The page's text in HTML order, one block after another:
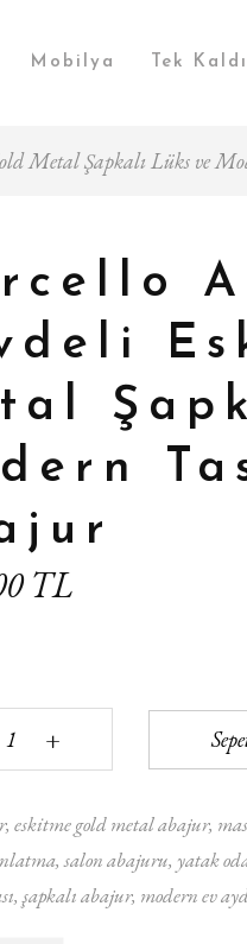
Mobilya Tek
Metal Şapkalı Lüks ve
TL
+
eskitme gold metal abajur
salon abajuru yatak
şapkalı abajur modern ev